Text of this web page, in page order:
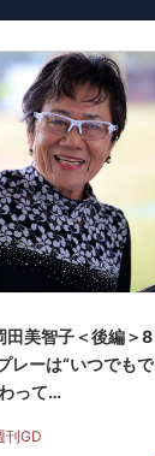
田美智子＜後編＞8
レーは“いつでもで
って…
刊GD